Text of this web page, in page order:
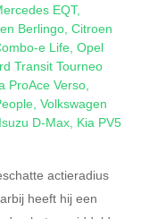
EQT,
Berlingo, Citroen
e Life, Opel
Transit Tourneo
ProAce Verso,
, Volkswagen
Isuzu D-Max, Kia PV5
actieradius
heeft hij een